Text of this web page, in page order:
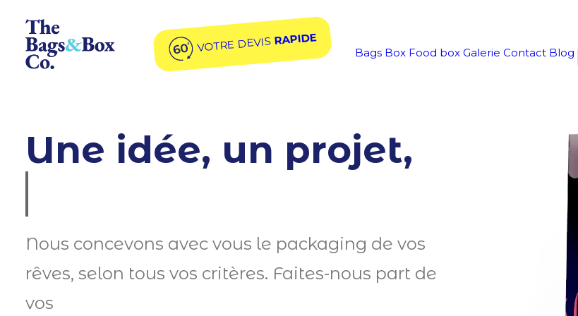
The Bags & Box Company, le détaillant suisse pour vos sacs et boîtes d’emballage personnalisés !
VOTRE DEVISRAPIDE
Bags Box Food box Galerie Contact Blog
Une idée, un projet,
Nous concevons avec vous le packaging de vos
rêves, selon tous vos critères. Faites-nous part de
vos